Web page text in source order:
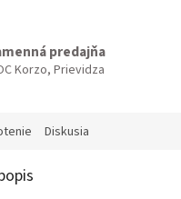
predajňa
Korzo, Prievidza
Diskusia